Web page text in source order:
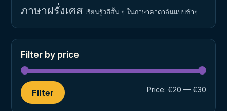
ภาษาฝรั่งเศส เรียนรู้วลีสั้น ๆ ในภาษาคาตาลันแบบช้าๆ
Filter by price
Filter Price: €20 — €30